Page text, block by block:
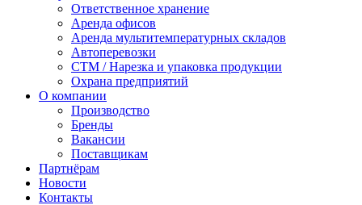
Ответственное хранение
Аренда офисов
Аренда мультитемпературных складов
Автоперевозки
СТМ / Нарезка и упаковка продукции
Охрана предприятий
О компании
Производство
Бренды
Вакансии
Поставщикам
Партнёрам
Новости
Контакты